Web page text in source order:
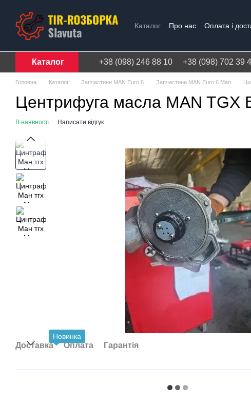
Каталог Про нас Оплата і
Каталог +38 (098) 246 88 10 +38 (098) 702 39
Головна Каталог Запчастини MAN Euro 6 Запчастини MAN Euro 6 Man
Центрифуга масла MAN TGX
В наявності Написати відгук
Новинка
Доставка Оплата Гарантія